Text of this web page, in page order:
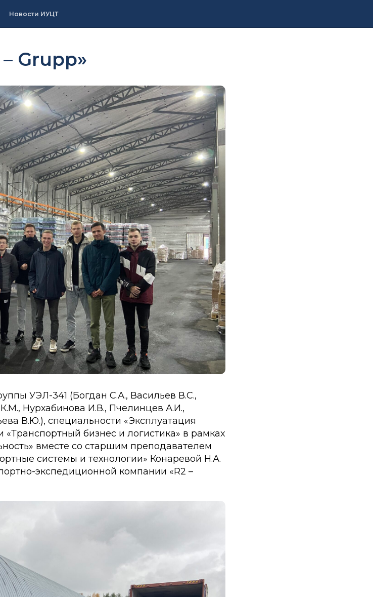
Новости ИУЦТ
Grupp»
УЭЛ-341 (Богдан С.А., Васильев В.С.,
Нурхабинова И.В., Пчелинцев А.И.,
В.Ю.), специальности «Эксплуатация
бизнес и логистика» в рамках
вместе со старшим преподавателем
системы и технологии» Конаревой Н.А.
экспедиционной компании «R2 –